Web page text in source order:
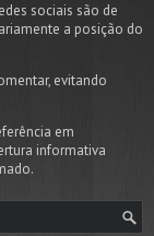
sociais são de
a posição do
evitando
em
informativa